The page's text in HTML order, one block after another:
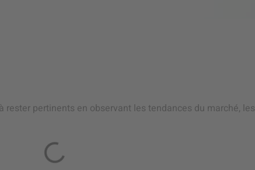
pertinents en observant les tendances du marché, les